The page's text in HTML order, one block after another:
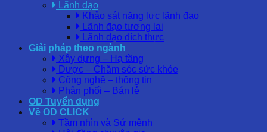
Lãnh đạo
Khảo sát năng lực lãnh đạo
Lãnh đạo tương lai
Lãnh đạo đích thực
Giải pháp theo ngành
Xây dựng – Hạ tầng
Dược – Chăm sóc sức khỏe
Công nghệ – thông tin
Phân phối – Bán lẻ
OD Tuyển dụng
Về OD CLICK
Tầm nhìn và Sứ mệnh